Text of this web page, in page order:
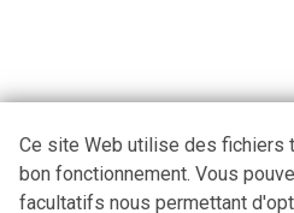
Ce site Web utilise des fichiers
bon fonctionnement. Vous
facultatifs nous permettant